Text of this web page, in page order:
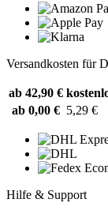
Versandkosten für
ab 42,90 €
ab 0,00 € 5,29 €
Hilfe & Support